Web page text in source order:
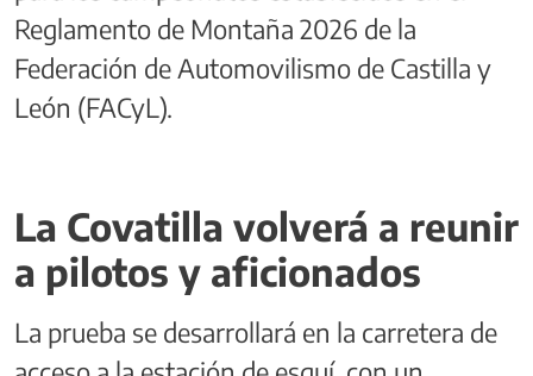
Reglamento de Montaña 2026 de la
Federación de Automovilismo de Castilla y
León (FACyL).
La Covatilla volverá a reunir
a pilotos y aficionados
La prueba se desarrollará en la carretera de